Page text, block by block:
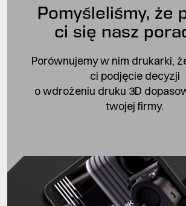
Pomyśleliśmy, że
ci się nasz
Porównujemy w nim drukarki,
ci podjęcie decyzji
o wdrożeniu druku 3D
twojej firmy.